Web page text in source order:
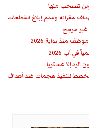
مقراته وعدم إبلاغ القطعات
غير مرجح
آب 2026
إلا عسكريا
تخطط لتنفيذ هجمات ضد أهداف